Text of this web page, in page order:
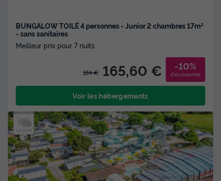
BUNGALOW TOILÉ 4 personnes - Junior 2 chambres 17m²
- sans sanitaires
Meilleur prix pour 7 nuits
184 € 165,60 € -10%
d'économie
Voir les hébergements